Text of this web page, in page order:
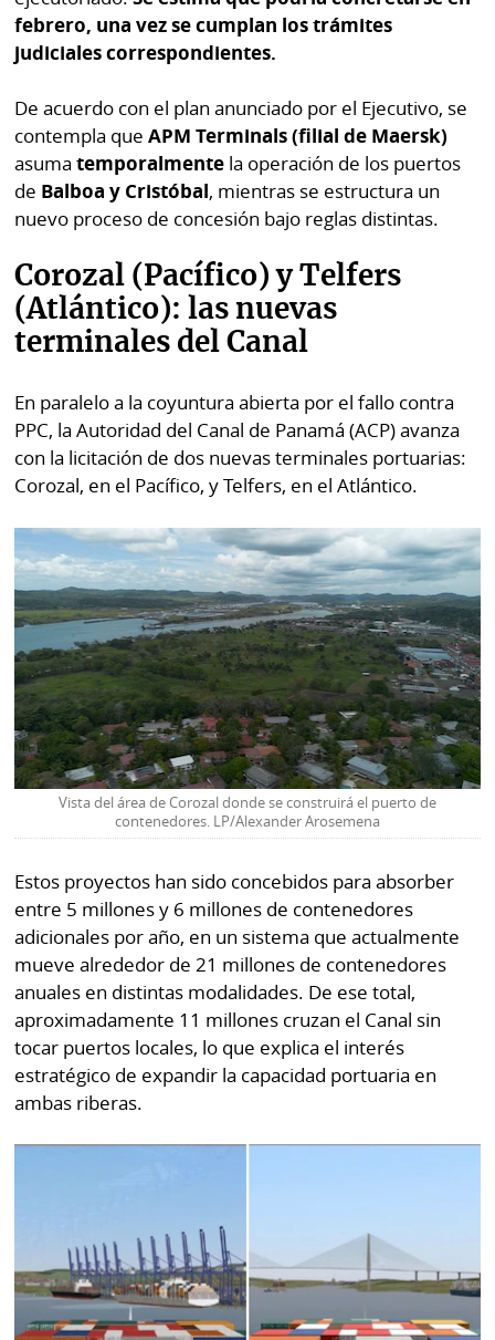
febrero, una vez se cumplan los trámites
judiciales correspondientes.
De acuerdo con el plan anunciado por el Ejecutivo, se
contempla queAPM Terminals (filial de Maersk)
asumatemporalmente la operación de los puertos
de Balboa y Cristóbal, mientras se estructura un
nuevo proceso de concesión bajo reglas distintas.
Corozal (Pacífico) y Telfers
(Atlántico): las nuevas
terminales del Canal
En paralelo a la coyuntura abierta por el fallo contra
PPC, la Autoridad del Canal de Panamá (ACP) avanza
con la licitación de dos nuevas terminales portuarias:
Corozal, en el Pacífico, y Telfers, en el Atlántico.
Vista del área de Corozal donde se construirá el puerto de
contenedores. LP/Alexander Arosemena
Estos proyectos han sido concebidos para absorber
entre 5 millones y 6 millones de contenedores
adicionales por año, en un sistema que actualmente
mueve alrededor de 21 millones de contenedores
anuales en distintas modalidades. De ese total,
aproximadamente 11 millones cruzan el Canal sin
tocar puertos locales, lo que explica el interés
estratégico de expandir la capacidad portuaria en
ambas riberas.